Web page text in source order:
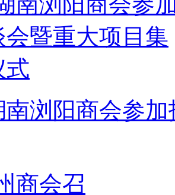
南浏阳商会参